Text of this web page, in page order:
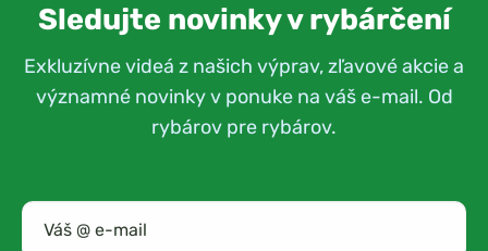
Sledujte novinky v rybárčení
Exkluzívne videá z našich výprav, zľavové akcie a
významné novinky v ponuke na váš e-mail. Od
rybárov pre rybárov.